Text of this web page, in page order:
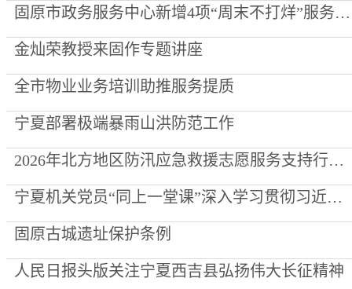
固原市政务服务中心新增4项“周末不打烊”服务事项
金灿荣教授来固作专题讲座
全市物业业务培训助推服务提质
宁夏部署极端暴雨山洪防范工作
2026年北方地区防汛应急救援志愿服务支持行动走进泾源县
宁夏机关党员“同上一堂课”深入学习贯彻习近平党建思想
固原古城遗址保护条例
人民日报头版关注宁夏西吉县弘扬伟大长征精神